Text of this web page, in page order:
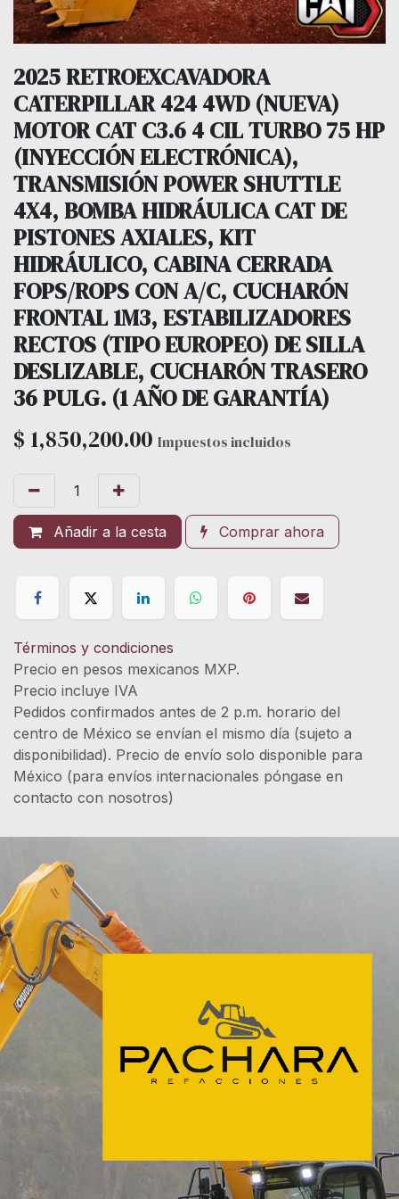
2025 RETROEXCAVADORA
CATERPILLAR 424 4WD (NUEVA)
MOTOR CAT C3.6 4 CIL TURBO 75 HP
(INYECCIÓN ELECTRÓNICA),
TRANSMISIÓN POWER SHUTTLE
4X4, BOMBA HIDRÁULICA CAT DE
PISTONES AXIALES, KIT
HIDRÁULICO, CABINA CERRADA
FOPS/ROPS CON A/C, CUCHARÓN
FRONTAL 1M3, ESTABILIZADORES
RECTOS (TIPO EUROPEO) DE SILLA
DESLIZABLE, CUCHARÓN TRASERO
36 PULG. (1 AÑO DE GARANTÍA)
$ 1,850,200.00 Impuestos incluidos
Añadir a la cesta Comprar ahora
Términos y condiciones
Precio en pesos mexicanos MXP.
Precio incluye IVA
Pedidos confirmados antes de 2 p.m. horario del
centro de México se envían el mismo día (sujeto a
disponibilidad). Precio de envío solo disponible para
México (para envíos internacionales póngase en
contacto con nosotros)